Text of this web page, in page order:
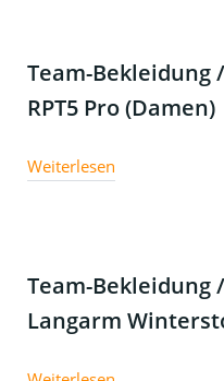
Team-Bekleidung
RPT5 Pro (Damen)
Weiterlesen
Team-Bekleidung
Langarm